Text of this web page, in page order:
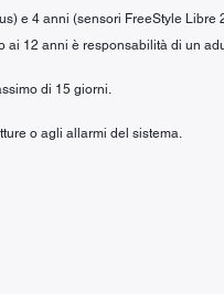
e 4 anni (sensori FreeStyle Libre
ai 12 anni è responsabilità di un
di 15 giorni.
o agli allarmi del sistema.